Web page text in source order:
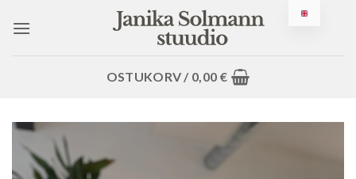
sisusse
OSTUKORV / 0,00 €